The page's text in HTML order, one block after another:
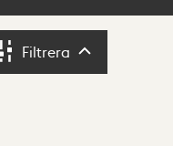
Filtrera Filtrera